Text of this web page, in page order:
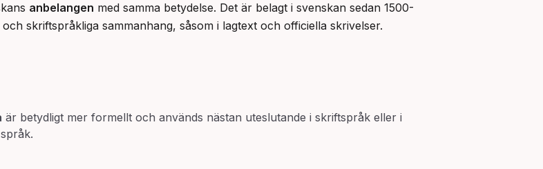
anbelangen med samma betydelse. Det är belagt i svenskan sedan 1500-
skriftspråkliga sammanhang, såsom i lagtext och officiella skrivelser.
är betydligt mer formellt och används nästan uteslutande i skriftspråk eller i